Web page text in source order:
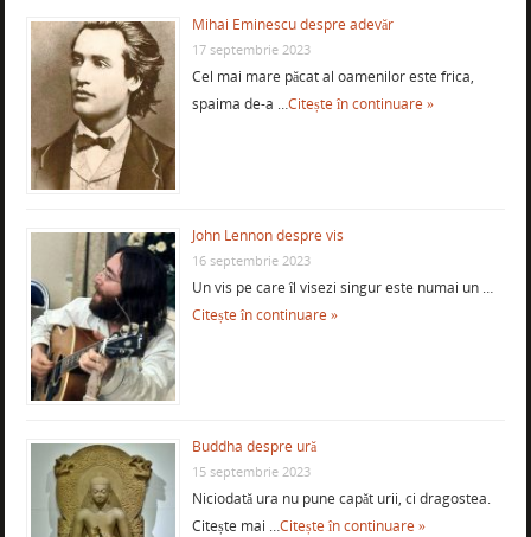
Mihai Eminescu despre adevăr
17 septembrie 2023
Cel mai mare păcat al oamenilor este frica,
spaima de-a …Citește în continuare »
John Lennon despre vis
16 septembrie 2023
Un vis pe care îl visezi singur este numai un …
Citește în continuare »
Buddha despre ură
15 septembrie 2023
Niciodată ura nu pune capăt urii, ci dragostea.
Citește mai …Citește în continuare »